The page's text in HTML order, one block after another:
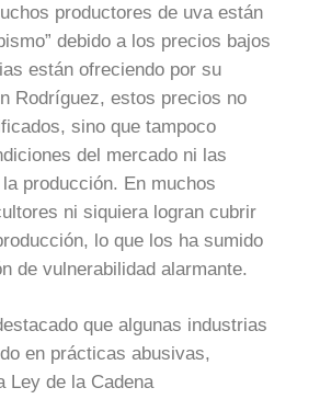
productores de uva están
debido a los precios bajos
están ofreciendo por su
Rodríguez, estos precios no
sino que tampoco
del mercado ni las
producción. En muchos
ni siquiera logran cubrir
lo que los ha sumido
de vulnerabilidad alarmante.
que algunas industrias
en prácticas abusivas,
Ley de la Cadena